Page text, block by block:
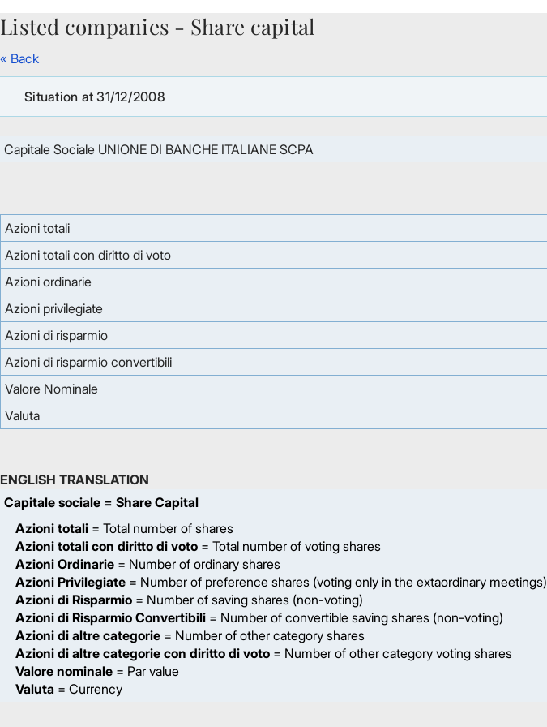
Skip to Main Content
Listed companies - Share capital
« Back
Situation at 31/12/2008
Capitale Sociale UNIONE DI BANCHE ITALIANE SCPA
Azioni totali
Azioni totali con diritto di voto
Azioni ordinarie
Azioni privilegiate
Azioni di risparmio
Azioni di risparmio convertibili
Valore Nominale
Valuta
ENGLISH TRANSLATION
Capitale sociale = Share Capital
Azioni totali = Total number of shares
Azioni totali con diritto di voto = Total number of voting shares
Azioni Ordinarie = Number of ordinary shares
Azioni Privilegiate = Number of preference shares (voting only in the extaordinary meetings)
Azioni di Risparmio = Number of saving shares (non-voting)
Azioni di Risparmio Convertibili = Number of convertible saving shares (non-voting)
Azioni di altre categorie = Number of other category shares
Azioni di altre categorie con diritto di voto = Number of other category voting shares
Valore nominale = Par value
Valuta = Currency